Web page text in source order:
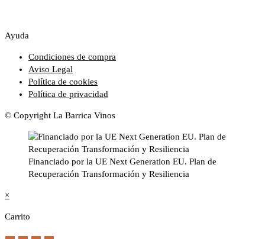
Ayuda
Condiciones de compra
Aviso Legal
Política de cookies
Política de privacidad
© Copyright La Barrica Vinos
Financiado por la UE Next Generation EU. Plan de
Recuperación Transformación y Resiliencia
×
Carrito